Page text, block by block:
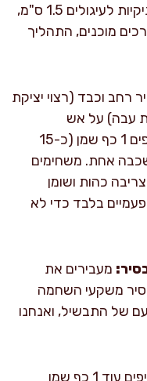
האש. כרוב ברצועות 1 ס"מ, נקניקיות לעיגולים 1.5 ס"מ,
מוכנים, התהליך
רחב וכבד (רצוי יציקת
עבה) על אש
בינונית-גבוהה כ-2 דקות. מוסיפים 1 כף שמן (כ-15
אחת. משחימים
צריבה כהות ושומן
בלבד כדי לא
מעבירים את
משקעי השחמה
של התבשיל, ואנחנו
לאותו סיר מוסיפים עוד 1 כף שמן